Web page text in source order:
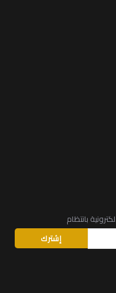
بانتظام